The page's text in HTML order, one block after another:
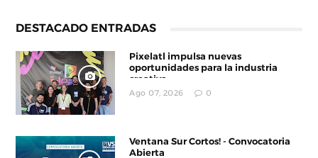
DESTACADO ENTRADAS
Pixelatl impulsa nuevas
oportunidades para la industria
creativa
Ago 07, 2026 0
Ventana Sur Cortos! - Convocatoria
Abierta